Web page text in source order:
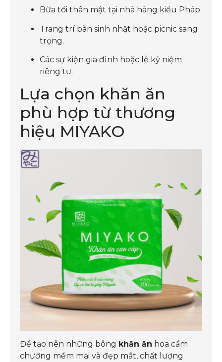
Bữa tối thân mật tại nhà hàng kiểu Pháp.
Trang trí bàn sinh nhật hoặc picnic sang
trọng.
Các sự kiện gia đình hoặc lễ kỷ niệm
riêng tư.
Lựa chọn khăn ăn
phù hợp từ thương
hiệu MIYAKO
Để tạo nên những bông khăn ăn hoa cẩm
chướng mềm mại và đẹp mắt, chất lượng